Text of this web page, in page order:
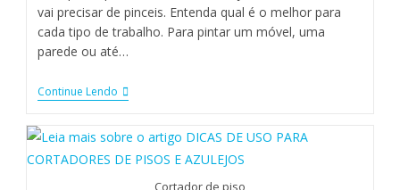
vai precisar de pinceis. Entenda qual é o melhor para
cada tipo de trabalho. Para pintar um móvel, uma
parede ou até…
Continue Lendo
Cortador de piso